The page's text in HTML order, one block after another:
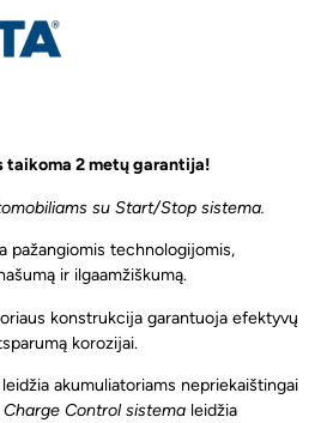
taikoma 2 metų garantija!
su Start/Stop sistema.
pažangiomis technologijomis,
ir ilgaamžiškumą.
konstrukcija garantuoja efektyvų
korozijai.
akumuliatoriams nepriekaištingai
Control sistema leidžia